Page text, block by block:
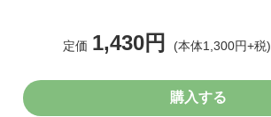
定価 1,430円 (本体1,300円+税)
購入する